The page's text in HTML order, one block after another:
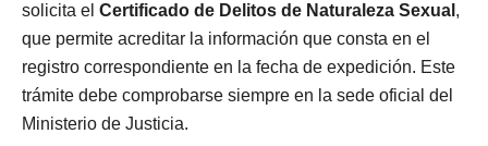
solicita el Certificado de Delitos de Naturaleza Sexual ,
que permite acreditar la información que consta en el
registro correspondiente en la fecha de expedición. Este
trámite debe comprobarse siempre en la sede oficial del
Ministerio de Justicia.